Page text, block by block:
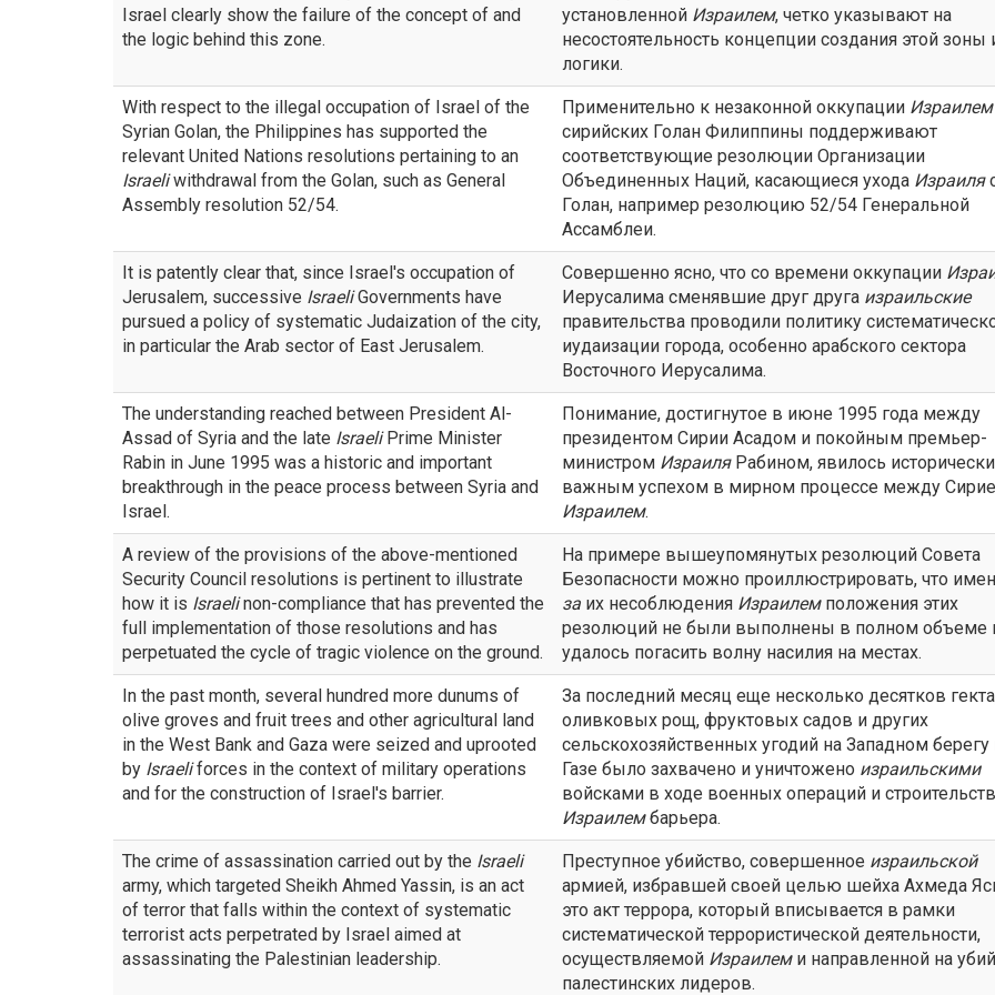
Israel clearly show the failure of the concept of and
the logic behind this zone.
установленной Израилем, четко указывают на
несостоятельность концепции создания этой зоны
логики.
With respect to the illegal occupation of Israel of the
Syrian Golan, the Philippines has supported the
relevant United Nations resolutions pertaining to an
Israeliwithdrawal from the Golan, such as General
Assembly resolution 52/54.
Применительно к незаконной оккупации Израилем
сирийских Голан Филиппины поддерживают
соответствующие резолюции Организации
Объединенных Наций, касающиеся ухода Израиля
Голан, например резолюцию 52/54 Генеральной
Ассамблеи.
It is patently clear that, since Israel's occupation of
Jerusalem, successive IsraeliGovernments have
pursued a policy of systematic Judaization of the city,
in particular the Arab sector of East Jerusalem.
Совершенно ясно, что со времени оккупации
Иерусалима сменявшие друг друга израильские
правительства проводили политику
иудаизации города, особенно арабского сектора
Восточного Иерусалима.
The understanding reached between President Al-
Assad of Syria and the late IsraeliPrime Minister
Rabin in June 1995 was a historic and important
breakthrough in the peace process between Syria and
Israel.
Понимание, достигнутое в июне 1995 года между
президентом Сирии Асадом и покойным премьер-
министром ИзраиляРабином, явилось
важным успехом в мирном процессе между
Израилем.
A review of the provisions of the above-mentioned
Security Council resolutions is pertinent to illustrate
how it is Israelinon-compliance that has prevented the
full implementation of those resolutions and has
perpetuated the cycle of tragic violence on the ground.
На примере вышеупомянутых резолюций Совета
Безопасности можно проиллюстрировать, что
за их несоблюдения Израилемположения этих
резолюций не были выполнены в полном объеме
удалось погасить волну насилия на местах.
In the past month, several hundred more dunums of
olive groves and fruit trees and other agricultural land
in the West Bank and Gaza were seized and uprooted
by Israeliforces in the context of military operations
and for the construction of Israel's barrier.
За последний месяц еще несколько десятков
оливковых рощ, фруктовых садов и других
сельскохозяйственных угодий на Западном берегу
Газе было захвачено и уничтожено израильскими
войсками в ходе военных операций и
Израилембарьера.
The crime of assassination carried out by the Israeli
army, which targeted Sheikh Ahmed Yassin, is an act
of terror that falls within the context of systematic
terrorist acts perpetrated by Israel aimed at
assassinating the Palestinian leadership.
Преступное убийство, совершенное израильской
армией, избравшей своей целью шейха Ахмеда
это акт террора, который вписывается в рамки
систематической террористической деятельности,
осуществляемой Израилеми направленной на
палестинских лидеров.